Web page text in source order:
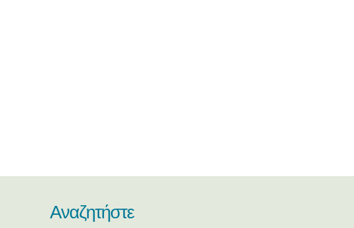
Αναζητήστε